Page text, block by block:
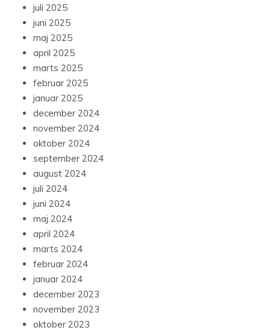
juli 2025
juni 2025
maj 2025
april 2025
marts 2025
februar 2025
januar 2025
december 2024
november 2024
oktober 2024
september 2024
august 2024
juli 2024
juni 2024
maj 2024
april 2024
marts 2024
februar 2024
januar 2024
december 2023
november 2023
oktober 2023